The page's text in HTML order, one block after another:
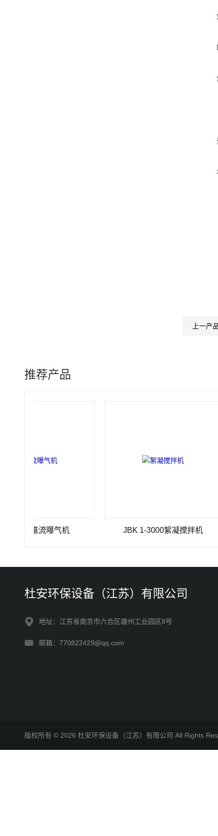
上一产
推荐产品
4推流曝气机 JBK 1-3000絮凝搅拌机
杜安环保设备（江苏）有限公司
地址：江苏省南京市六合区雄州工业园区8号
邮箱：770822429@qq.com
版权所有 © 2026 杜安环保设备（江苏）有限公司 All Rights